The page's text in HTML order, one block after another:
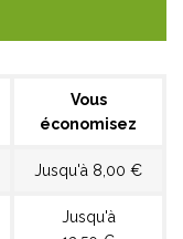
Vous
économisez
Jusqu'à 8,00 €
Jusqu'à